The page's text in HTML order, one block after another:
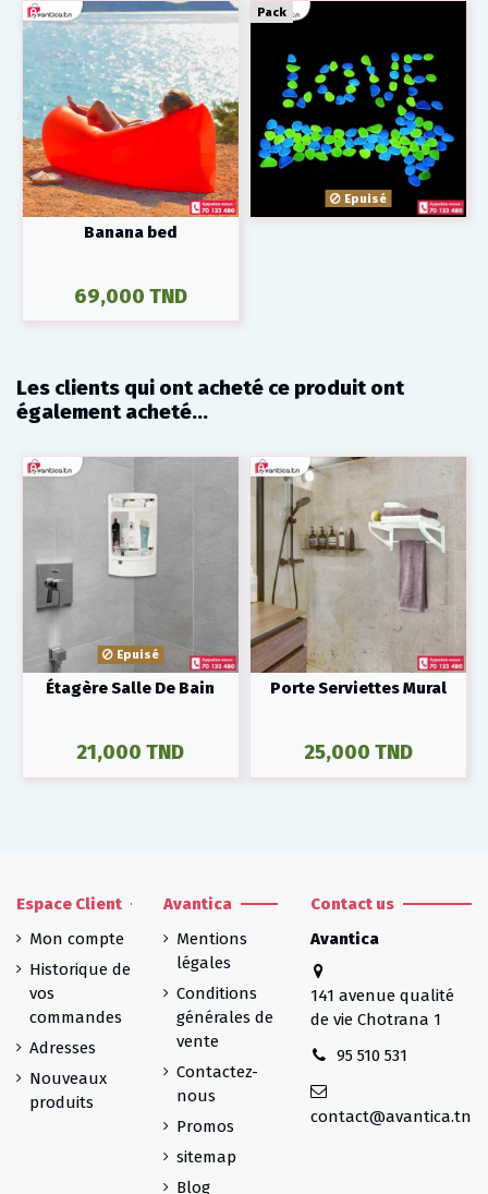
Banana bed
69,000 TND
Pack
Epuisé
Les clients qui ont acheté ce produit ont
également acheté...
Epuisé
Étagère Salle De Bain
21,000 TND
Porte Serviettes Mural
25,000 TND
Espace Client
Mon compte
Historique de
vos
commandes
Adresses
Nouveaux
produits
Avantica
Mentions
légales
Conditions
générales de
vente
Contactez-
nous
Promos
sitemap
Blog
Contact us
Avantica
141 avenue qualité
de vie Chotrana 1
95 510 531
contact@avantica.tn